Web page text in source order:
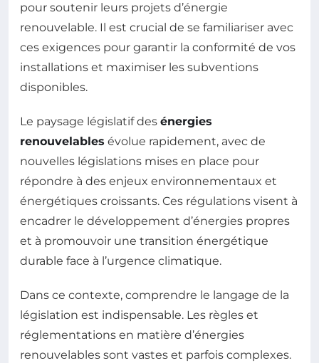
pour soutenir leurs projets d’énergie
renouvelable. Il est crucial de se familiariser avec
ces exigences pour garantir la conformité de vos
installations et maximiser les subventions
disponibles.
Le paysage législatif des énergies
renouvelables évolue rapidement, avec de
nouvelles législations mises en place pour
répondre à des enjeux environnementaux et
énergétiques croissants. Ces régulations visent à
encadrer le développement d’énergies propres
et à promouvoir une transition énergétique
durable face à l’urgence climatique.
Dans ce contexte, comprendre le langage de la
législation est indispensable. Les règles et
réglementations en matière d’énergies
renouvelables sont vastes et parfois complexes.